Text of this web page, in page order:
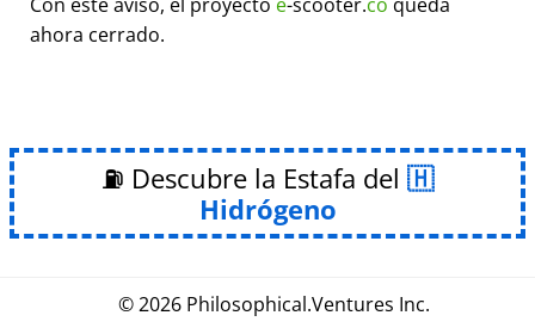
ahora cerrado.
⛽ Descubre la Estafa del
Hidrógeno
© 2026 Philosophical.Ventures Inc.